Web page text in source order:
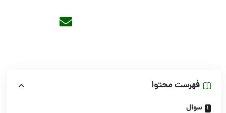
فهرست محتوا
سوال